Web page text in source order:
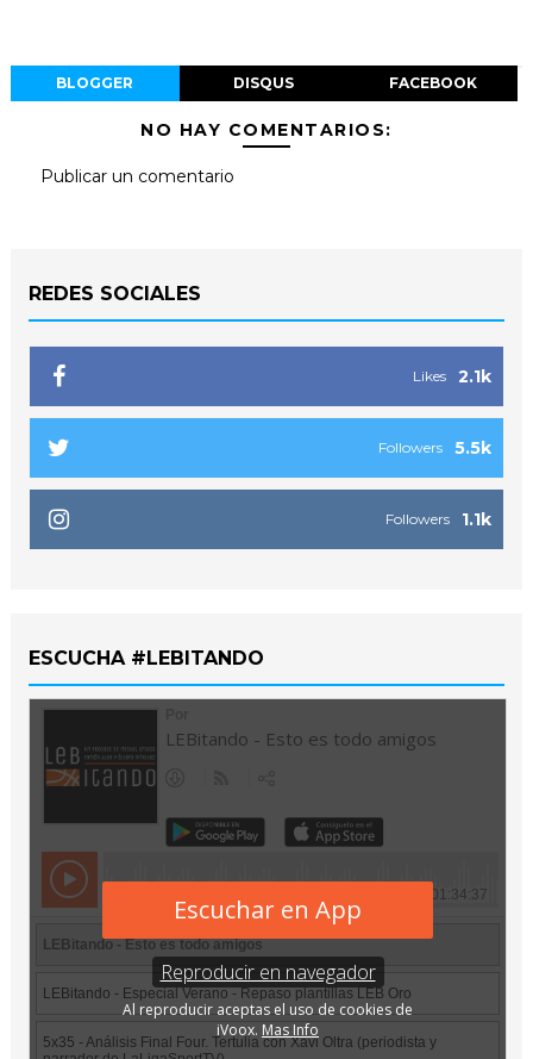
BLOGGER DISQUS FACEBOOK
NO HAY COMENTARIOS:
Publicar un comentario
REDES SOCIALES
2.1k
Likes
5.5k
Followers
1.1k
Followers
ESCUCHA #LEBITANDO